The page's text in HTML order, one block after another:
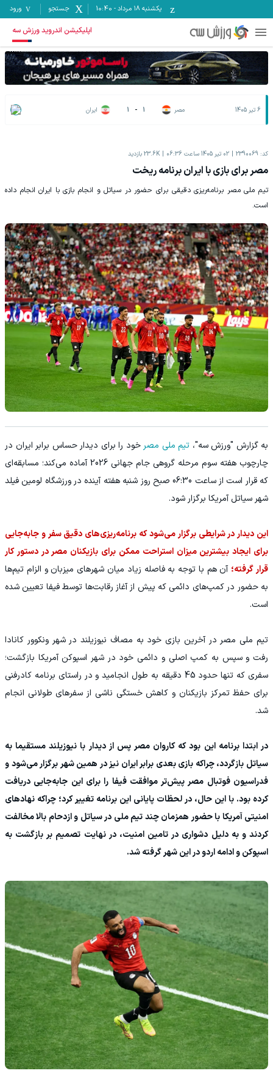
یکشنبه ۱۸ مرداد -
10:40 جستجو ورود
اپلیکیشن اندروید ورزش سه
6 تیر 1405 مصر 1
-
1 ایران
کد: 2390069 02 تیر 1405 ساعت 06:36 23.6K بازدید
مصر برای بازی با ایران برنامه ریخت
تیم ملی مصر برنامه‌ریزی دقیقی برای حضور در سیاتل و انجام بازی با ایران انجام داده
است.
به گزارش "ورزش سه"، تیم ملی مصر خود را برای دیدار حساس برابر ایران در
چارچوب هفته سوم مرحله گروهی جام جهانی 2026 آماده می‌کند؛ مسابقه‌ای
که قرار است از ساعت 06:30 صبح روز شنبه هفته آینده در ورزشگاه لومین فیلد
شهر سیاتل آمریکا برگزار شود.
این دیدار در شرایطی برگزار می‌شود که برنامه‌ریزی‌های دقیق سفر و جابه‌جایی
برای ایجاد بیشترین میزان استراحت ممکن برای بازیکنان مصر در دستور کار
قرار گرفته؛ آن هم با توجه به فاصله زیاد میان شهرهای میزبان و الزام تیم‌ها
به حضور در کمپ‌های دائمی که پیش از آغاز رقابت‌ها توسط فیفا تعیین شده
است.
تیم ملی مصر در آخرین بازی خود به مصاف نیوزیلند در شهر ونکوور کانادا
رفت و سپس به کمپ اصلی و دائمی خود در شهر اسپوکن آمریکا بازگشت؛
سفری که تنها حدود 45 دقیقه به طول انجامید و در راستای برنامه کادرفنی
برای حفظ تمرکز بازیکنان و کاهش خستگی ناشی از سفرهای طولانی انجام
شد.
در ابتدا برنامه این بود که کاروان مصر پس از دیدار با نیوزیلند مستقیما به
سیاتل بازگردد، چراکه بازی بعدی برابر ایران نیز در همین شهر برگزار می‌شود و
فدراسیون فوتبال مصر پیش‌تر موافقت فیفا را برای این جابه‌جایی دریافت
کرده بود. با این حال، در لحظات پایانی این برنامه تغییر کرد؛ چراکه نهادهای
امنیتی آمریکا با حضور همزمان چند تیم ملی در سیاتل و ازدحام بالا مخالفت
کردند و به دلیل دشواری در تامین امنیت، در نهایت تصمیم بر بازگشت به
اسپوکن و ادامه اردو در این شهر گرفته شد.